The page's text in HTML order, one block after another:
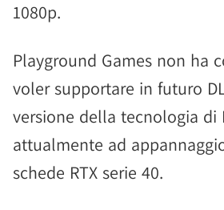
1080p.
Playground Games non ha
voler supportare in futuro
versione della tecnologia di
attualmente ad
schede RTX serie 40.